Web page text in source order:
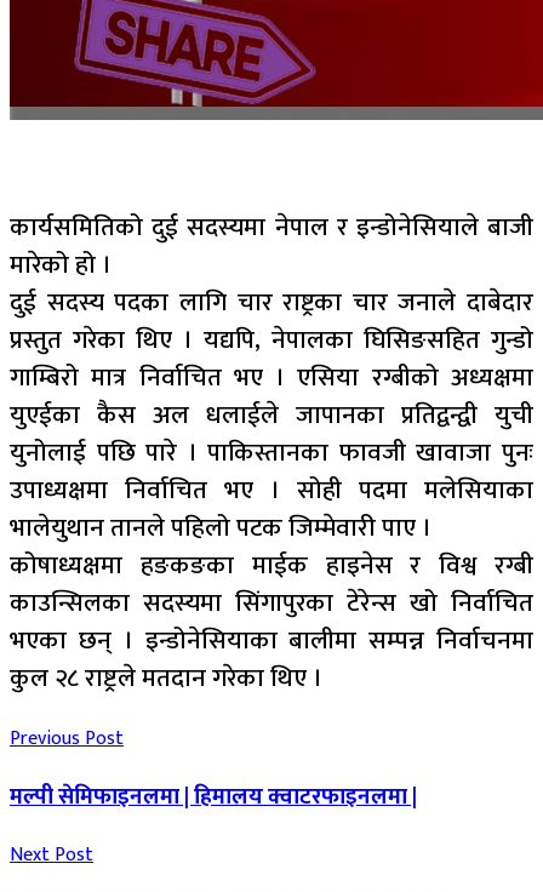
कार्यसमितिको दुई सदस्यमा नेपाल र इन्डोनेसियाले बाजी
मारेको हो ।
दुई सदस्य पदका लागि चार राष्ट्रका चार जनाले दाबेदार
प्रस्तुत गरेका थिए । यद्यपि, नेपालका घिसिङसहित गुन्डो
गाम्बिरो मात्र निर्वाचित भए । एसिया रग्बीको अध्यक्षमा
युएईका कैस अल धलाईले जापानका प्रतिद्वन्द्वी युची
युनोलाई पछि पारे । पाकिस्तानका फावजी खावाजा पुनः
उपाध्यक्षमा निर्वाचित भए । सोही पदमा मलेसियाका
भालेयुथान तानले पहिलो पटक जिम्मेवारी पाए ।
कोषाध्यक्षमा हङकङका माईक हाइनेस र विश्व रग्बी
काउन्सिलका सदस्यमा सिंगापुरका टेरेन्स खो निर्वाचित
भएका छन् । इन्डोनेसियाका बालीमा सम्पन्न निर्वाचनमा
कुल २८ राष्ट्रले मतदान गरेका थिए ।
Previous Post
मल्पी सेमिफाइनलमा | हिमालय क्वाटरफाइनलमा |
Next Post